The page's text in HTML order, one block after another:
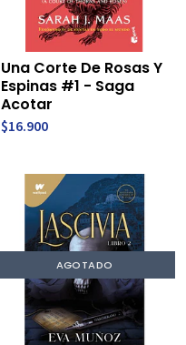
Una Corte De Rosas Y
Espinas #1 - Saga
Acotar
$16.900
AGOTADO